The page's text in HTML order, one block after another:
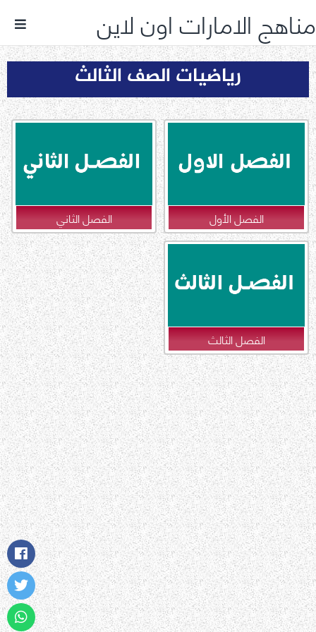
مناهج الامارات اون لاين
رياضيات الصف الثالث
الفصل الأول الفصل الثاني
الفصل الثالث